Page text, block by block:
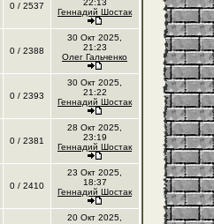
0 / 2537
22:13
Геннадий Шостак
0 / 2388
30 Окт 2025,
21:23
Олег Гальченко
0 / 2393
30 Окт 2025,
21:22
Геннадий Шостак
0 / 2381
28 Окт 2025,
23:19
Геннадий Шостак
0 / 2410
23 Окт 2025,
18:37
Геннадий Шостак
20 Окт 2025,